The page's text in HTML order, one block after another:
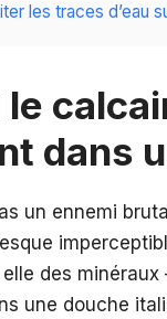
les traces d’eau
le
dans
un ennemi
des
une douche